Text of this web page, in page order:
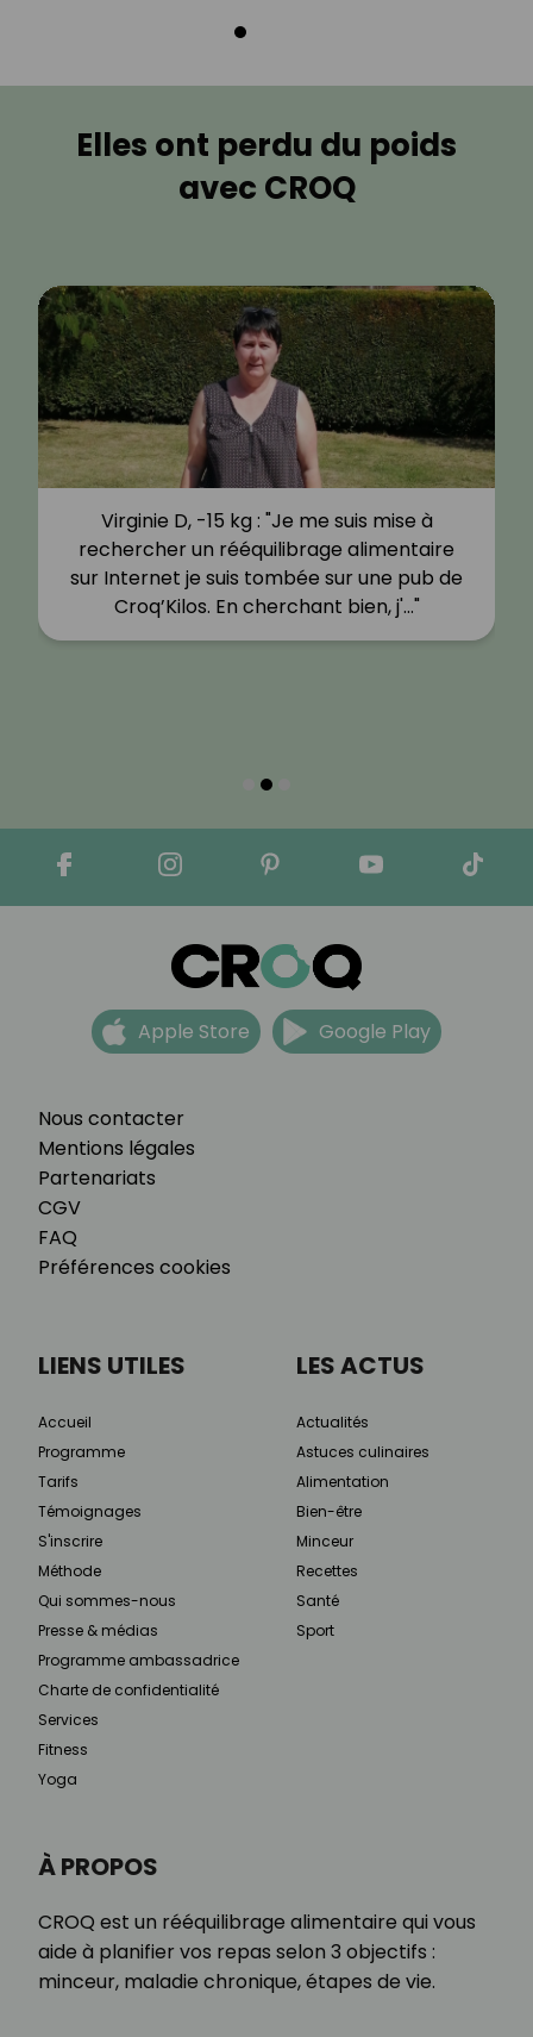
Elles ont perdu du poids
avec CROQ
Virginie D, -15 kg : "Je me suis mise à
rechercher un rééquilibrage alimentaire
sur Internet je suis tombée sur une pub de
Croq’Kilos. En cherchant bien, j'…"
Nous contacter
Mentions légales
Partenariats
CGV
FAQ
Préférences cookies
Apple Store Google Play
À PROPOS
CROQ est un rééquilibrage alimentaire qui vous
aide à planifier vos repas selon 3 objectifs :
minceur, maladie chronique, étapes de vie.
LIENS UTILES
Accueil
Programme
Tarifs
Témoignages
S'inscrire
Méthode
Qui sommes-nous
Presse & médias
Programme ambassadrice
Charte de confidentialité
Services
Fitness
Yoga
LES ACTUS
Actualités
Astuces culinaires
Alimentation
Bien-être
Minceur
Recettes
Santé
Sport